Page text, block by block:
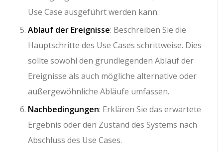
Use Case ausgeführt werden kann.
Ablauf der Ereignisse: Beschreiben Sie die
Hauptschritte des Use Cases schrittweise. Dies
sollte sowohl den grundlegenden Ablauf der
Ereignisse als auch mögliche alternative oder
außergewöhnliche Abläufe umfassen.
Nachbedingungen: Erklären Sie das erwartete
Ergebnis oder den Zustand des Systems nach
Abschluss des Use Cases.